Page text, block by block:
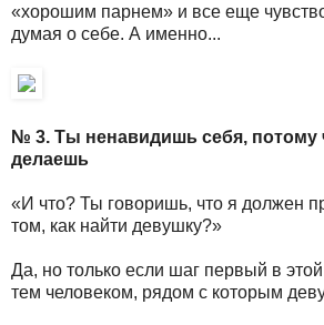
«хорошим парнем» и все еще
думая о себе. А именно...
№ 3. Ты ненавидишь себя, потому
делаешь
«И что? Ты говоришь, что я должен
том, как найти девушку?»
Да, но только если шаг первый в
тем человеком, рядом с которым